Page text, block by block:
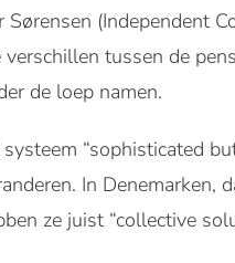
(Independent
tussen de
de loep namen.
“sophisticated
In Denemarken,
ze juist “collective